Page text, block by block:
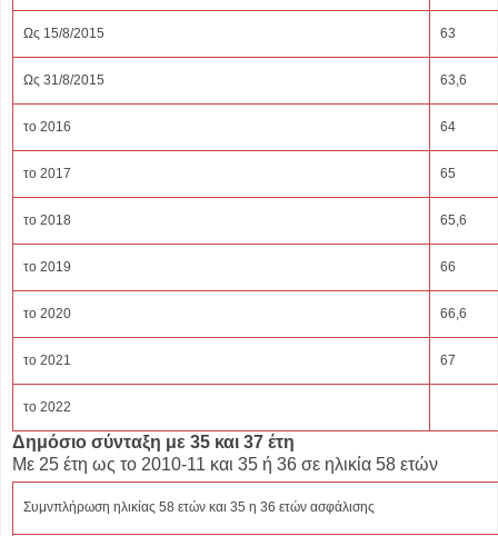
Ως 15/8/2015 63
Ως 31/8/2015 63,6
το 2016 64
το 2017 65
το 2018 65,6
το 2019 66
το 2020 66,6
το 2021 67
το 2022
Δημόσιο σύνταξη με 35 και 37 έτη
Με 25 έτη ως το 2010-11 και 35 ή 36 σε ηλικία 58 ετών
Συμνπλήρωση ηλικίας 58 ετών και 35 η 36 ετών ασφάλισης